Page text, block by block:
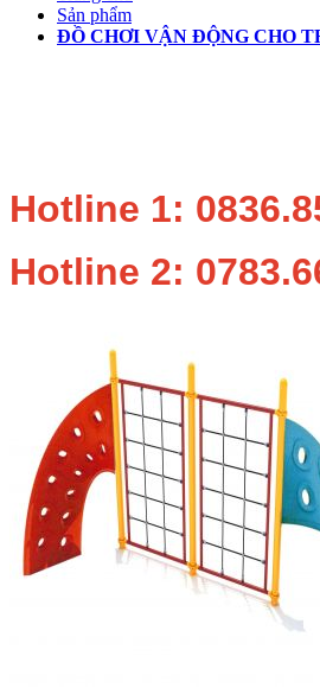
Sản phẩm
ĐỒ CHƠI VẬN ĐỘNG CHO
Hotline 1:
Hotline 2: